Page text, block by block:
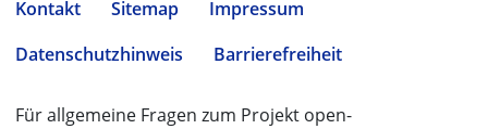
Kontakt Sitemap
Impressum
Datenschutzhinweis
Barrierefreiheit
Für allgemeine Fragen zum Projekt open-